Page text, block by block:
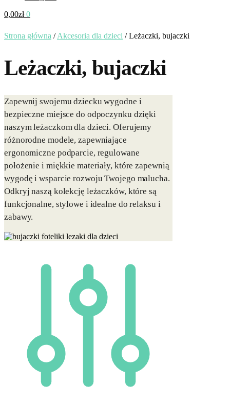
0,00zł 0
Strona główna /Akcesoria dla dzieci /Leżaczki, bujaczki
Leżaczki, bujaczki
Zapewnij swojemu dziecku wygodne i
bezpieczne miejsce do odpoczynku dzięki
naszym leżaczkom dla dzieci. Oferujemy
różnorodne modele, zapewniające
ergonomiczne podparcie, regulowane
położenie i miękkie materiały, które zapewnią
wygodę i wsparcie rozwoju Twojego malucha.
Odkryj naszą kolekcję leżaczków, które są
funkcjonalne, stylowe i idealne do relaksu i
zabawy.